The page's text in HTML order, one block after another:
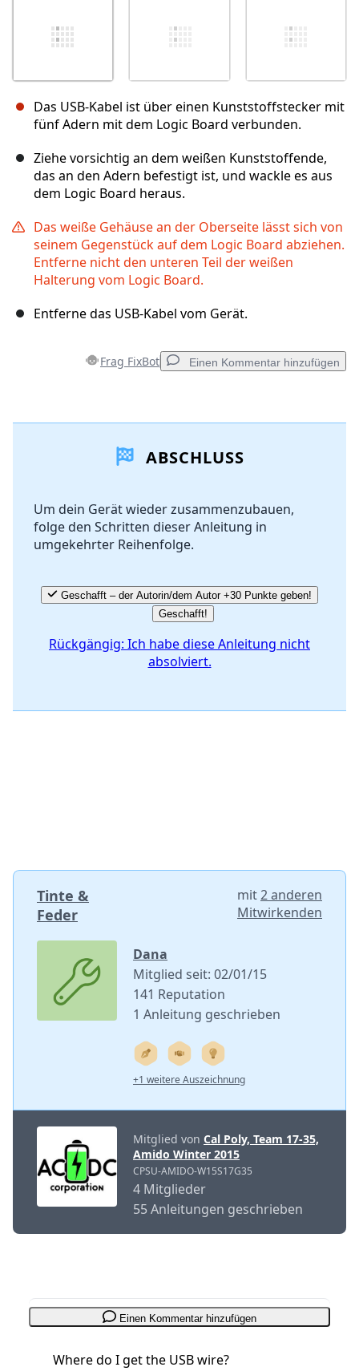
Das USB-Kabel ist über einen Kunststoffstecker mit
fünf Adern mit dem Logic Board verbunden.
Ziehe vorsichtig an dem weißen Kunststoffende,
das an den Adern befestigt ist, und wackle es aus
dem Logic Board heraus.
Das weiße Gehäuse an der Oberseite lässt sich von
seinem Gegenstück auf dem Logic Board abziehen.
Entferne nicht den unteren Teil der weißen
Halterung vom Logic Board.
Entferne das USB-Kabel vom Gerät.
Frag FixBot Einen Kommentar hinzufügen
Kommentar hinzufügen
Abbrechen Kommentieren
ABSCHLUSS
Um dein Gerät wieder zusammenzubauen,
folge den Schritten dieser Anleitung in
umgekehrter Reihenfolge.
Geschafft – der Autorin/dem Autor +30 Punkte geben!
Geschafft!
Rückgängig: Ich habe diese Anleitung nicht
absolviert.
Tinte &
Feder
mit2 anderen
Mitwirkenden
Dana
Mitglied seit: 02/01/15
141 Reputation
1 Anleitung geschrieben
+1 weitere Auszeichnung
Mitglied von Cal Poly, Team 17-35,
Amido Winter 2015
CPSU-AMIDO-W15S17G35
4 Mitglieder
55 Anleitungen geschrieben
Einen Kommentar hinzufügen
Where do I get the USB wire?